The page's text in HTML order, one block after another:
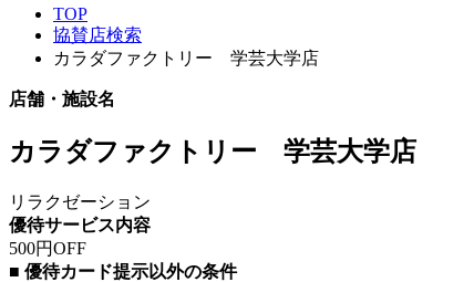
TOP
協賛店検索
カラダファクトリー 学芸大学店
店舗・施設名
カラダファクトリー 学芸大学店
リラクゼーション
優待サービス内容
500円OFF
■ 優待カード提示以外の条件